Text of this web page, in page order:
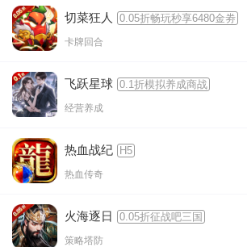
切菜狂人 0.05折畅玩秒享6480金劵
卡牌回合
飞跃星球 0.1折模拟养成商战
经营养成
热血战纪 H5
热血传奇
火海逐日 0.05折征战吧三国
策略塔防